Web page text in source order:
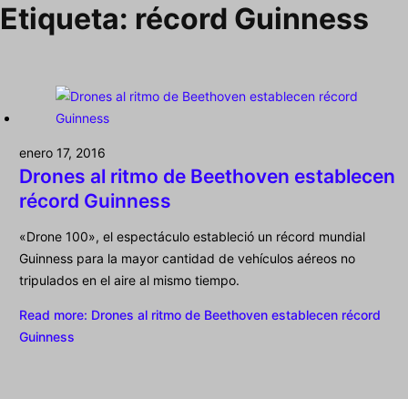
Etiqueta: récord Guinness
enero 17, 2016
Drones al ritmo de Beethoven establecen
récord Guinness
«Drone 100», el espectáculo estableció un récord mundial
Guinness para la mayor cantidad de vehículos aéreos no
tripulados en el aire al mismo tiempo.
Read more: Drones al ritmo de Beethoven establecen récord
Guinness